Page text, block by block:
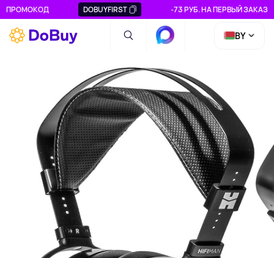
ПРОМОКОД DOBUYFIRST -73 РУБ. НА ПЕРВЫЙ ЗАКАЗ
BY